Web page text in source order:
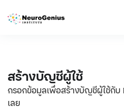
สร้างบัญชีผู้ใช้
กรอกข้อมูลเพื่อสร้างบัญชีผู้ใช้กับ
เลย